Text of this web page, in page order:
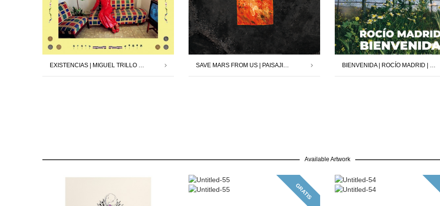
EXISTENCIAS | MIGUEL TRILLO | 13.02.26 – 21.03.26 SAVE MARS FROM US | PAISAJISTAS | 12.12.25 – 24.01.26 BIENVENIDA | ROCÍO MADRID | 17.10.25 -29.11.25
Available Artwork
GRATIS